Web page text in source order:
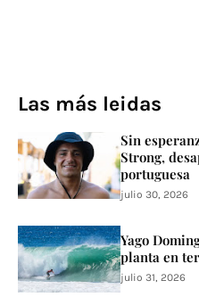
Las más leidas
Sin
Strong,
portuguesa
julio 30, 2026
Yago
planta en
julio 31, 2026